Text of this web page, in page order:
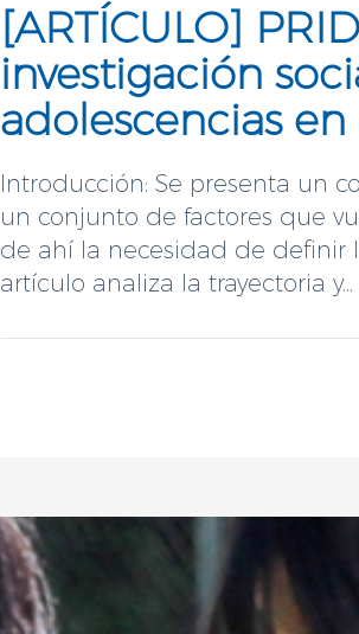
[ARTÍCULO]
investigación
adolescencias en
Introducción: Se presenta un
un conjunto de factores que
de ahí la necesidad de definir
artículo analiza la trayectoria y...